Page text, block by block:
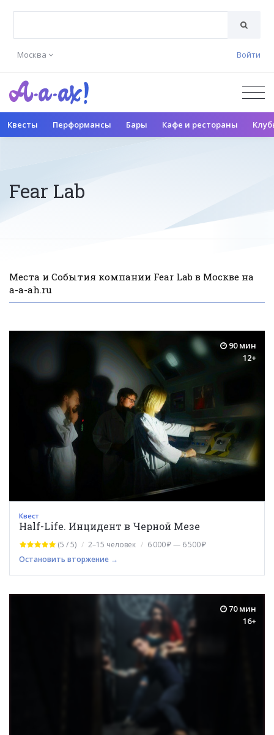
Москва Войти
Квесты Перформансы Бары Кафе и рестораны
Fear Lab
Места и События компании Fear Lab в Москве на
a-a-ah.ru
90 мин
12+
Квест
Half-Life. Инцидент в Черной Мезе
(5 / 5) 2–15 человек
6 000 ₽ — 6 500 ₽
Остановить вторжение →
70 мин
16+